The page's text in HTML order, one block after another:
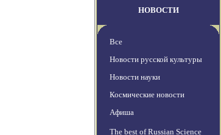
НОВОСТИ
Все
Новости русской культуры
Новости науки
Космические новости
Афиша
The best of Russian Science